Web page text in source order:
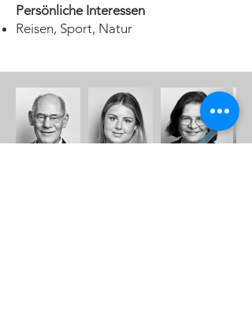
Persönliche Interessen
Reisen, Sport, Natur